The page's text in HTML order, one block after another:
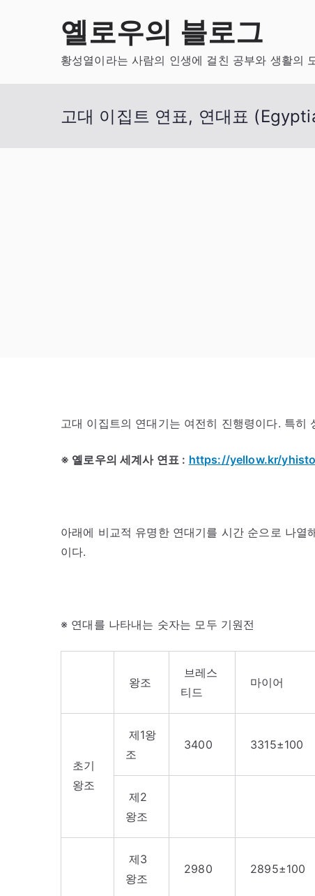
옐로우의 블로그
황성열이라는 사람의 인생에 걸친 공부와 생활의
고대 이집트 연표, 연대표
고대 이집트의 연대기는 여전히 진행령이다. 특히
※ 옐로우의 세계사 연표 : https://yellow.kr/
아래에 비교적 유명한 연대기를 시간 순으로 나
이다.
※ 연대를 나타내는 숫자는 모두 기원전
왕조
브레스
티드
마이어
초기
왕조
제1왕
조
3400 3315±100
제2
왕조
제3
왕조
2980 2895±100